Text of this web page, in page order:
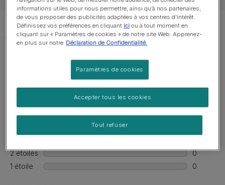
informations utiles pour nous permettre, ainsi qu’à nos partenaires,
de vous proposer des publicités adaptées à vos centres d’intérêt.
Définissez vos préférences en cliquant ici ou à tout moment en
cliquant sur « Paramètres de cookies » de notre site Web. Apprenez-
en plus sur notre Déclaration de Confidentialité.
Paramètres de cookies
Tout refuser
Accepter tous les cookies